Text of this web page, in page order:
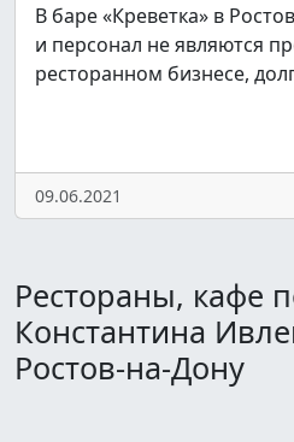
В баре «Креветка» в
и персонал не являются
ресторанном бизнесе,
09.06.2021
Рестораны, кафе
Константина
Ростов-на-Дону